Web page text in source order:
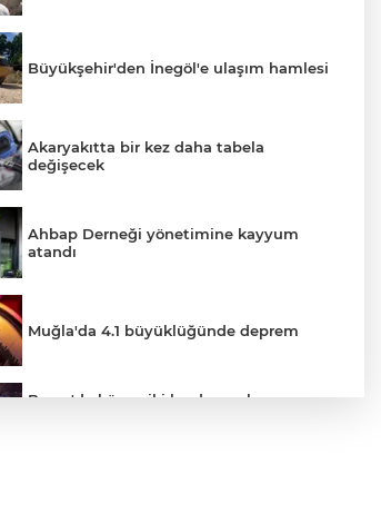
Büyükşehir'den İnegöl'e ulaşım hamlesi
Akaryakıtta bir kez daha tabela
değişecek
Ahbap Derneği yönetimine kayyum
atandı
Muğla'da 4.1 büyüklüğünde deprem
Bursa'da küsen iki kardeş, onları